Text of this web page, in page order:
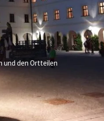
und den Ortteilen